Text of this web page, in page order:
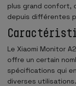
plus grand confort,
depuis différentes
Le Xiaomi Monitor
offre un certain
spécifications qui
diverses